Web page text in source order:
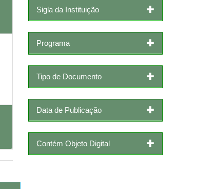
Sigla da Instituição
Programa
Tipo de Documento
Data de Publicação
Contém Objeto Digital